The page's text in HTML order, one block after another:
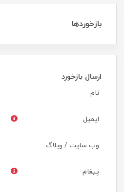
بازخوردها
ارسال بازخورد
نام
ایمیل
وب سایت / وبلاگ
پیغام